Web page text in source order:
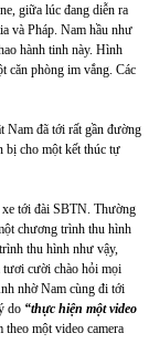
giữa lúc đang diễn ra
và Pháp. Nam hầu như
hành tinh này. Hình
căn phòng im vắng. Các
Nam đã tới rất gần đường
bị cho một kết thúc tự
tới đài SBTN. Thường
chương trình thu hình
thu hình như vậy,
cười chào hỏi mọi
nhờ Nam cùng đi tới
do “thực hiện một video
theo một video camera